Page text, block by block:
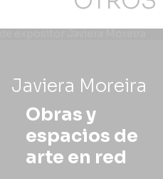
Javiera Moreira
Obras y
espacios de
arte en red